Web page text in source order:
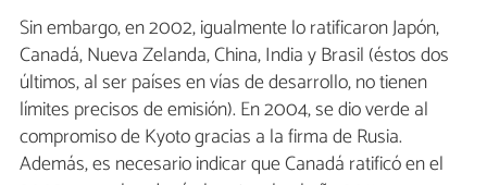
Sin embargo, en 2002, igualmente lo ratificaron Japón,
Canadá, Nueva Zelanda, China, India y Brasil (éstos dos
últimos, al ser países en vías de desarrollo, no tienen
límites precisos de emisión). En 2004, se dio verde al
compromiso de Kyoto gracias a la firma de Rusia.
Además, es necesario indicar que Canadá ratificó en el